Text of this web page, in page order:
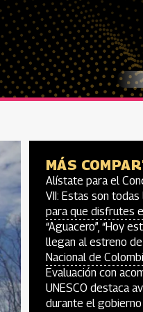
MÁS
Alístate para el
VII: Estas son
para que disfrutes
“Aguacero”, “Hoy
llegan al estreno
Nacional de
Evaluación con
UNESCO destaca
durante el